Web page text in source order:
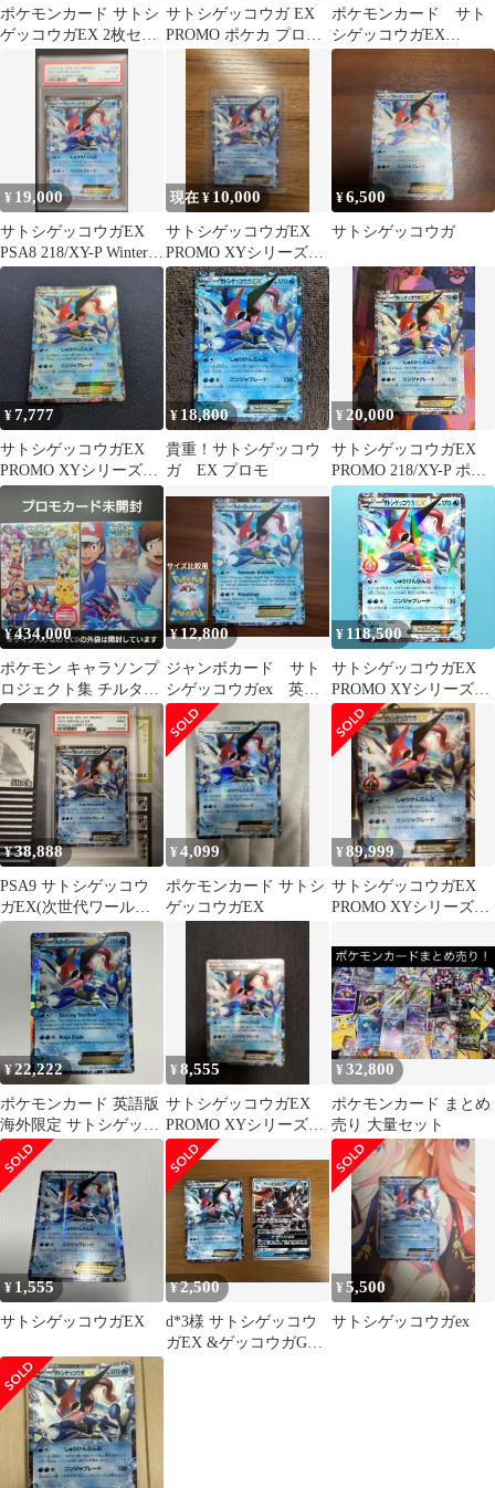
ポケモンカード サトシ
ゲッコウガEX 2枚セッ
サトシゲッコウガ EX
PROMO ポケカ プロモ
218/XY-P
ポケモンカード サト
シゲッコウガEX
PROMO 218/XY-P
¥ 19,000
サトシゲッコウガEX
PSA8 218/XY-P Winter
来場者特典
現在 ¥10,000
サトシゲッコウガEX
PROMO XYシリーズプ
ロモーションカード
PROMO
¥6,500
サトシゲッコウガ
¥7,777
サトシゲッコウガEX
PROMO XYシリーズプ
ロモーションカード
PROMO…
¥18,800
貴重！サトシゲッコウ
ガ EX プロモ
¥20,000
サトシゲッコウガEX
PROMO 218/XY-P ポケ
モンカード
¥434,000
ポケモン キャラソンプ
ロジェクト集 チルタリ
ス サトシゲッコウガ
EX 未開封
¥12,800
ジャンボカード サト
シゲッコウガex 英語
版 1枚
¥ 118,500
サトシゲッコウガEX
PROMO XYシリーズプ
ロモーションカード
290/XY-P ポケモンカー
ド
¥38,888
PSA9 サトシゲッコウ
ガEX(次世代ワールド
ホビーフェア)
【PROMO】
¥4,099
ポケモンカード サトシ
ゲッコウガEX
¥89,999
サトシゲッコウガEX
PROMO XYシリーズプ
¥22,222
ポケモンカード 英語版
海外限定 サトシゲッコ
ウガEX プロモ
¥8,555
サトシゲッコウガEX
PROMO XYシリーズプ
ロモーションカード
PROMO…
¥32,800
ポケモンカード まとめ
売り 大量セット
¥ 1,555
サトシゲッコウガEX
¥2,500
d*3様 サトシゲッコウ
ガEX &ゲッコウガGX
¥5,500
サトシゲッコウガex